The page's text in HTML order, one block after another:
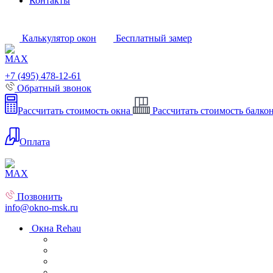
Калькулятор окон Бесплатный замер
+7 (495) 478-12-61
Обратный звонок
Рассчитать стоимость окна Рассчитать стоимость
Оплата
Позвонить
info@okno-msk.ru
Окна Rehau